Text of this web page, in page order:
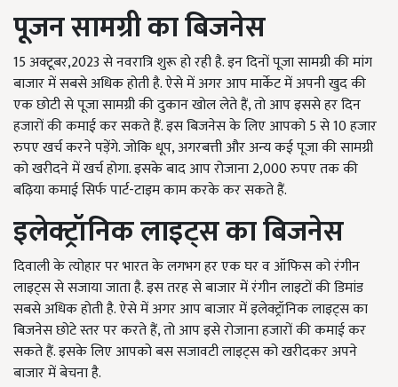
पूजन सामग्री का बिजनेस
15 अक्टूबर,2023 से नवरात्रि शुरू हो रही है. इन दिनों पूजा सामग्री की मांग
बाजार में सबसे अधिक होती है. ऐसे में अगर आप मार्केट में अपनी खुद की
एक छोटी से पूजा सामग्री की दुकान खोल लेते हैं, तो आप इससे हर दिन
हजारों की कमाई कर सकते हैं. इस बिजनेस के लिए आपको 5 से 10 हजार
रुपए खर्च करने पड़ेंगे. जोकि धूप, अगरबत्ती और अन्य कई पूजा की सामग्री
को खरीदने में खर्च होगा. इसके बाद आप रोजाना 2,000 रुपए तक की
बढ़िया कमाई सिर्फ पार्ट-टाइम काम करके कर सकते हैं.
इलेक्ट्रॉनिक लाइट्स का बिजनेस
दिवाली के त्योहार पर भारत के लगभग हर एक घर व ऑफिस को रंगीन
लाइट्स से सजाया जाता है. इस तरह से बाजार में रंगीन लाइटों की डिमांड
सबसे अधिक होती है. ऐसे में अगर आप बाजार मेंइलेक्ट्रॉनिक लाइट्स का
बिजनेस छोटे स्तर पर करते हैं, तो आप इसे रोजाना हजारों की कमाई कर
सकते हैं. इसके लिए आपको बस सजावटी लाइट्स को खरीदकर अपने
बाजार में बेचना है.